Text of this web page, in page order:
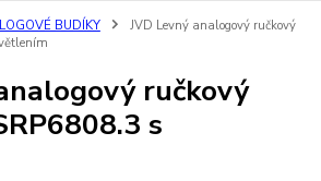
BUDÍKY
JVD Levný analogový ručkový
ručkový
s